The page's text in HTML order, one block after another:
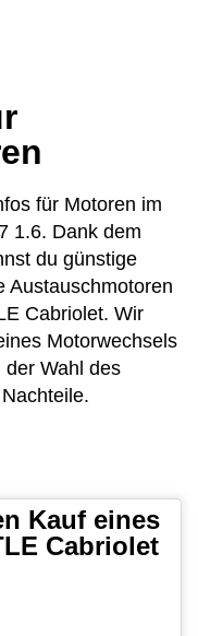
für Motoren im
1.6. Dank dem
du günstige
Austauschmotoren
Cabriolet. Wir
Motorwechsels
der Wahl des
Kauf eines
Cabriolet